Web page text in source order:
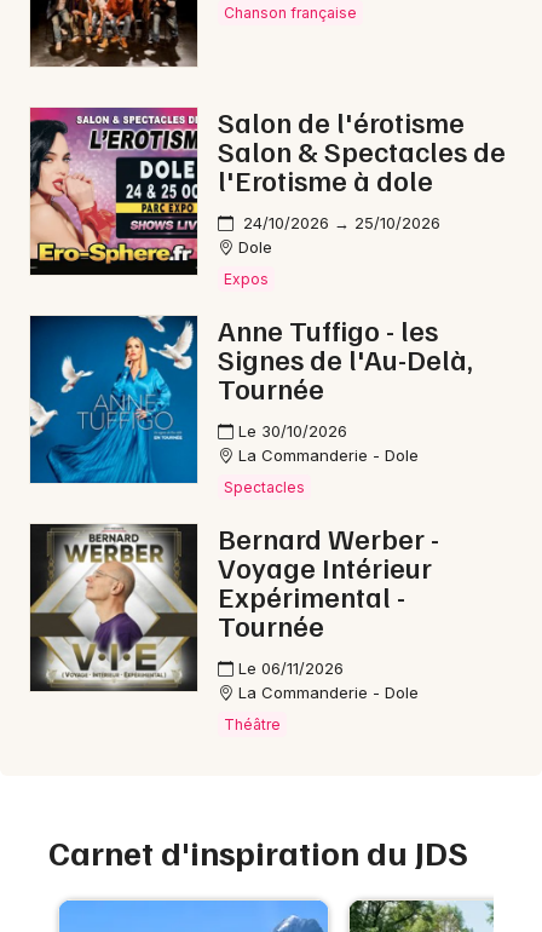
Chanson française
Salon de l'érotisme
Salon & Spectacles de
l'Erotisme à dole
24/10/2026 → 25/10/2026
Dole
Expos
Anne Tuffigo - les
Signes de l'Au-Delà,
Tournée
Le 30/10/2026
La Commanderie - Dole
Spectacles
Bernard Werber -
Voyage Intérieur
Expérimental -
Tournée
Le 06/11/2026
La Commanderie - Dole
Théâtre
Carnet d'inspiration du JDS